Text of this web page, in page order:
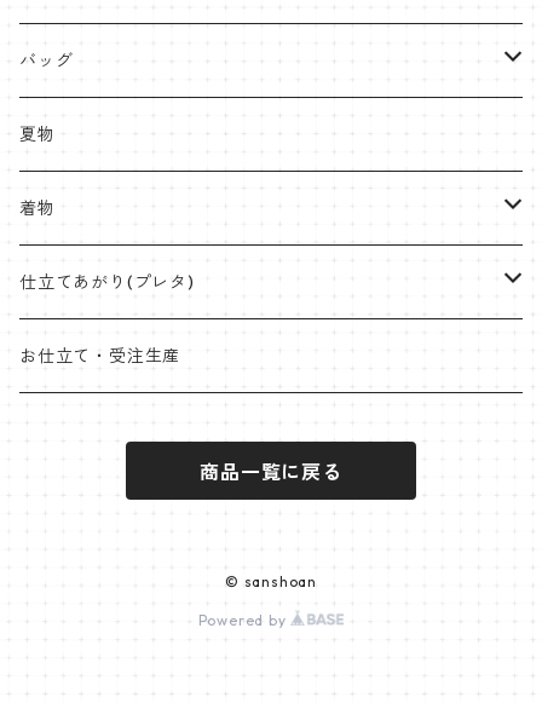
片貝木綿
紬
帯
八寸名古屋
九寸名古屋
名古屋帯・京袋帯
ミンサー
首里織
半幅帯
博多織
ミンサー
桐生織 ※ポリエステル含む
角帯
オリジナル角帯
兵児帯(仕立て上がり)
袋帯
バッグ
受注生産やOEMも承ります
ラタンハンドル
ワイドサイズ
クラッチバッグ
夏物
着物
片貝木綿
小千谷縮
仕立てあがり(プレタ)
帯
お仕立て・受注生産
商品一覧に戻る
© sanshoan
Powered by